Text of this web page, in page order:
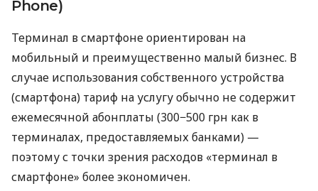
Phone)
Терминал в смартфоне ориентирован на
мобильный и преимущественно малый бизнес. В
случае использования собственного устройства
(смартфона) тариф на услугу обычно не содержит
ежемесячной абонплаты (300−500 грн как в
терминалах, предоставляемых банками) —
поэтому с точки зрения расходов «терминал в
смартфоне» более экономичен.